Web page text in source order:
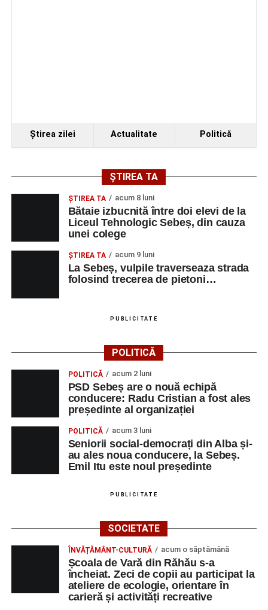
Spectacol de vals și tango „Armonii în
pași de dans”
Napoca).
AcompaniazăCluj Tango Orchestra:
Irina Indrei – pian
Robert Indrei – bandoneon
Milena Vădan – vioară
Emanuel Elcean – contrabas
Adrian Lup – violoncel
Vlad Dordea.
Piața Primăriei
Orele 17.00–20.00– Punct oficial de înscrieri și informații
SÂMBĂTĂ, 22 AUGUST 2026
Platoul Centrului Cultural „Lucian
Blaga” Sebeș
(Race Office) pentru competiția„Cicloaventurier de
Râpa Roșie
Ştirea zilei Actualitate Politică
ȘTIREA TA
ŞTIREA TA acum 8 luni
Bătaie izbucnită între doi elevi de la
Liceul Tehnologic Sebeș, din cauza
unei colege
ŞTIREA TA acum 9 luni
La Sebeș, vulpile traverseaza strada
folosind trecerea de pietoni…
PUBLICITATE
POLITICĂ
POLITICĂ acum 2 luni
PSD Sebeș are o nouă echipă
conducere: Radu Cristian a fost ales
președinte al organizației
POLITICĂ acum 3 luni
Seniorii social-democrați din Alba și-
au ales noua conducere, la Sebeș.
Emil Itu este noul președinte
PUBLICITATE
SOCIETATE
ÎNVĂȚĂMÂNT-CULTURĂ acum o săptămână
Școala de Vară din Răhău s-a
încheiat. Zeci de copii au participat la
ateliere de ecologie, orientare în
carieră și activități recreative